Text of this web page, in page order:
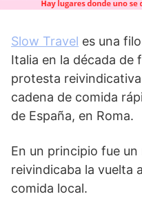
Slow Travel es una
Italia en la década de
protesta
cadena de comida
de España, en Roma.
En un principio fue
reivindicaba la vuelta
comida local.